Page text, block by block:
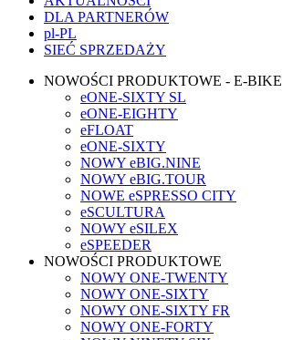
DLA PARTNERÓW
pl-PL
SIEĆ SPRZEDAŻY
NOWOŚCI PRODUKTOWE - E-BIKE
eONE-SIXTY SL
eONE-EIGHTY
eFLOAT
eONE-SIXTY
NOWY eBIG.NINE
NOWY eBIG.TOUR
NOWE eSPRESSO CITY
eSCULTURA
NOWY eSILEX
eSPEEDER
NOWOŚCI PRODUKTOWE
NOWY ONE-TWENTY
NOWY ONE-SIXTY
NOWY ONE-SIXTY FR
NOWY ONE-FORTY